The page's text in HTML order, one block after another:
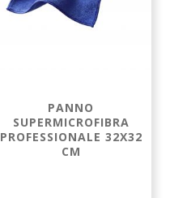
PANNO
SUPERMICROFIBRA
PROFESSIONALE 32X32
CM